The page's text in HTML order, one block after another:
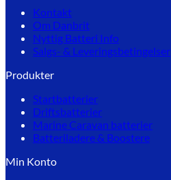
Kontakt
Om Danbrit
Nyttig Batteri Info
Salgs- & Leveringsbetingelser
Produkter
Startbatterier
Driftsbatterier
Marine Caravan batterier
Batteriladere & Boostere
Min Konto